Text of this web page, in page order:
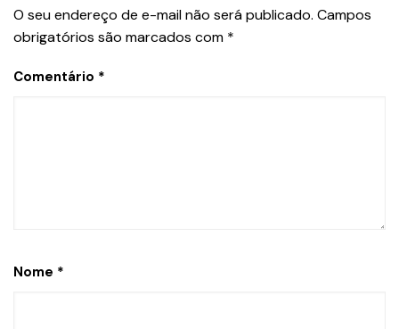
O seu endereço de e-mail não será publicado. Campos
obrigatórios são marcados com *
Comentário *
Nome *